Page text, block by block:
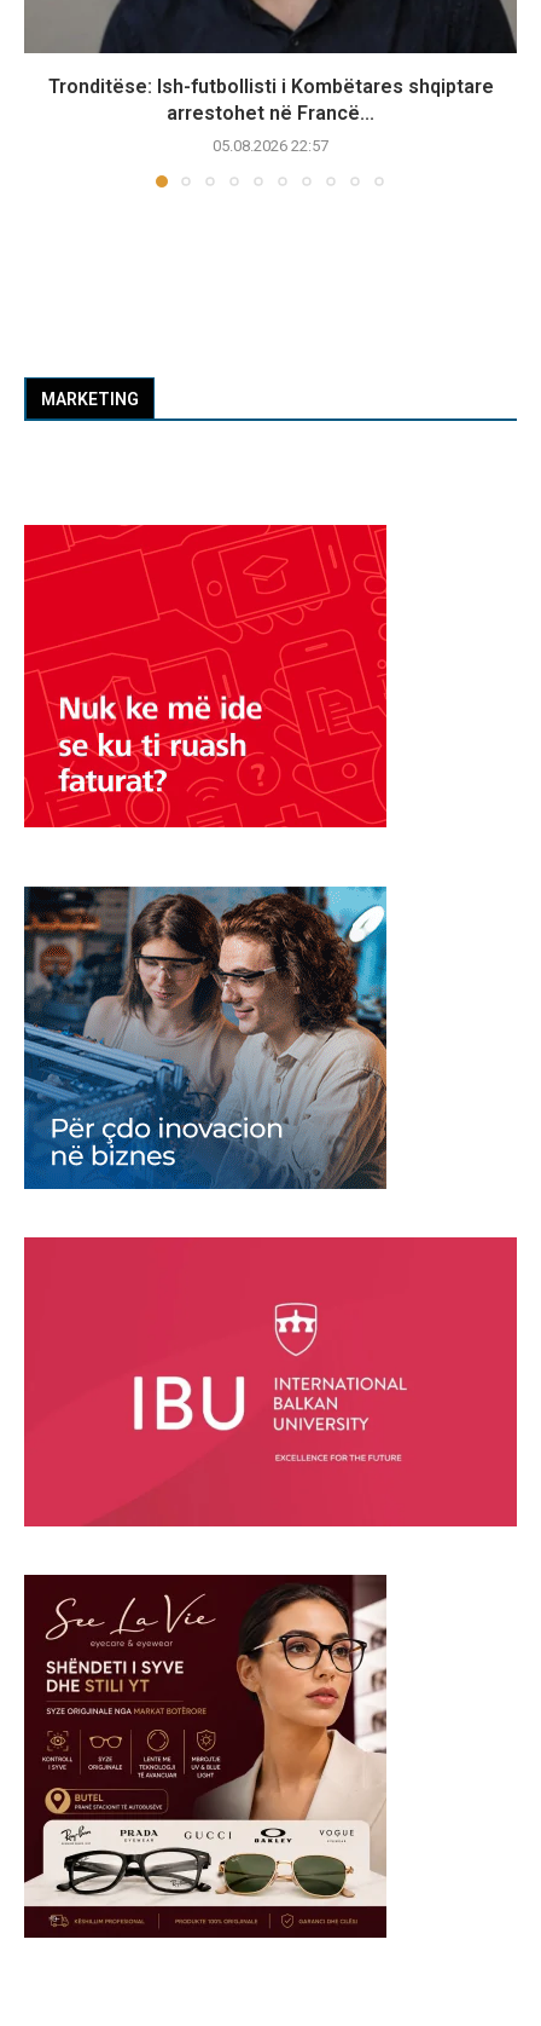
Tronditëse: Ish-futbollisti i Kombëtares shqiptare
arrestohet në Francë...
05.08.2026 22:57
MARKETING